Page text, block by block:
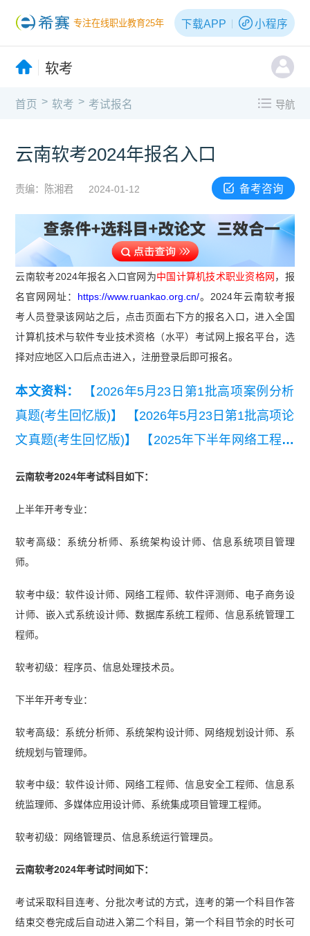
专注在线职业教育25年 下载APP 小程序
软考
首页 > 软考 > 考试报名 导航
云南软考2024年报名入口
责编：陈湘君 2024-01-12 备考咨询
云南软考2024年报名入口官网为中国计算机技术职业资格网 ，报
名官网网址： https://www.ruankao.org.cn/。2024年云南软考报
考人员登录该网站之后，点击页面右下方的报名入口，进入全国
计算机技术与软件专业技术资格（水平）考试网上报名平台，选
择对应地区入口后点击进入，注册登录后即可报名。
本文资料：
【2026年5月23日第1批高项案例分析
真题(考生回忆版)】
【2026年5月23日第1批高项论
文真题(考生回忆版)】
【2025年下半年网络工程师
网络管理员考情分析】
云南软考2024年考试科目如下：
上半年开考专业：
软考高级：系统分析师、系统架构设计师、信息系统项目管理
师。
软考中级：软件设计师、网络工程师、软件评测师、电子商务设
计师、嵌入式系统设计师、数据库系统工程师、信息系统管理工
程师。
软考初级：程序员、信息处理技术员。
下半年开考专业：
软考高级：系统分析师、系统架构设计师、网络规划设计师、系
统规划与管理师。
软考中级：软件设计师、网络工程师、信息安全工程师、信息系
统监理师、多媒体应用设计师、系统集成项目管理工程师。
软考初级：网络管理员、信息系统运行管理员。
云南软考2024年考试时间如下：
考试采取科目连考、分批次考试的方式，连考的第一个科目作答
结束交卷完成后自动进入第二个科目，第一个科目节余的时长可